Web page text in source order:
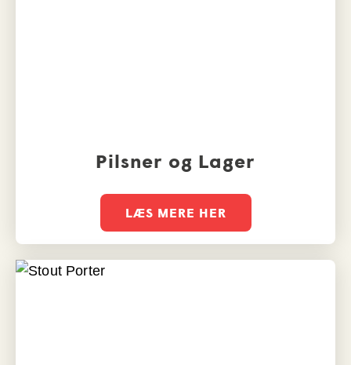
Pilsner og Lager
LÆS MERE HER